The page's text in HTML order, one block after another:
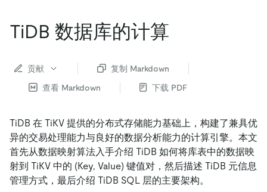
TiDB 数据库的计算
贡献
复制 Markdown
查看 Markdown
下载 PDF
TiDB 在 TiKV 提供的分布式存储能力基础上，构建了兼具优
异的交易处理能力与良好的数据分析能力的计算引擎。本文
首先从数据映射算法入手介绍 TiDB 如何将库表中的数据映
射到 TiKV 中的 (Key, Value) 键值对，然后描述 TiDB 元信息
管理方式，最后介绍 TiDB SQL 层的主要架构。